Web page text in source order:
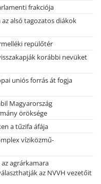
frakciója
alsó tagozatos diákok
repülőtér
korábbi nevüket
uniós forrás át fogja
Magyarország
öröksége
a tűzifa áfája
víziközmű-
agrárkamara
az NVVH vezetőit